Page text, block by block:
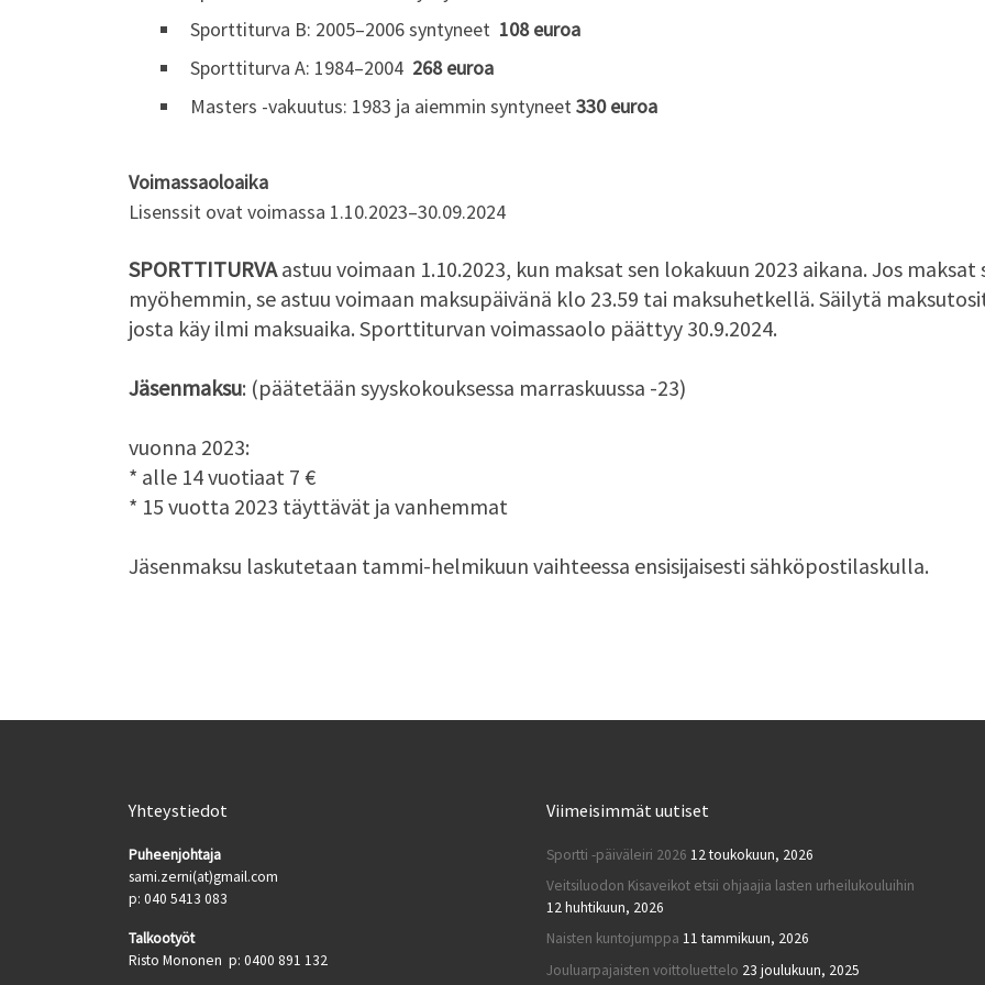
Sporttiturva B: 2005–2006 syntyneet 108 euroa
Sporttiturva A: 1984–2004 268 euroa
Masters -vakuutus: 1983 ja aiemmin syntyneet330 euroa
Voimassaoloaika
Lisenssit ovat voimassa 1.10.2023–30.09.2024
SPORTTITURVAastuu voimaan 1.10.2023, kun maksat sen lokakuun 2023 aikana. Jos maksat
myöhemmin, se astuu voimaan maksupäivänä klo 23.59 tai maksuhetkellä. Säilytä
josta käy ilmi maksuaika. Sporttiturvan voimassaolo päättyy 30.9.2024.
Jäsenmaksu: (päätetään syyskokouksessa marraskuussa -23)
vuonna 2023:
* alle 14 vuotiaat 7 €
* 15 vuotta 2023 täyttävät ja vanhemmat
Jäsenmaksu laskutetaan tammi-helmikuun vaihteessa ensisijaisesti sähköpostilaskulla.
Yhteystiedot
Puheenjohtaja
sami.zerni(at)gmail.com
p: 040 5413 083
Talkootyöt
Risto Mononen p: 0400 891 132
Viimeisimmät uutiset
Sportti -päiväleiri 2026 12 toukokuun, 2026
Veitsiluodon Kisaveikot etsii ohjaajia lasten urheilukouluihin
12 huhtikuun, 2026
Naisten kuntojumppa 11 tammikuun, 2026
Jouluarpajaisten voittoluettelo 23 joulukuun, 2025